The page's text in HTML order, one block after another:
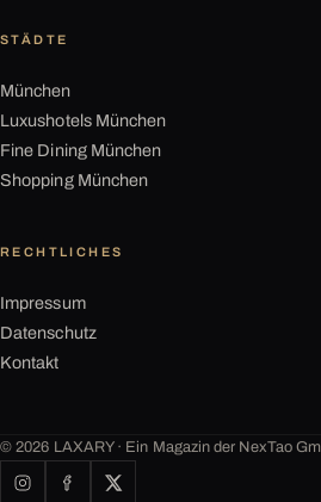
STÄDTE
München
Luxushotels München
Fine Dining München
Shopping München
RECHTLICHES
Impressum
Datenschutz
Kontakt
©2026 LAXARY · Ein Magazin der NexTao